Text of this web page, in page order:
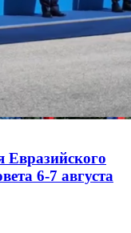
Евразийского
6-7 августа